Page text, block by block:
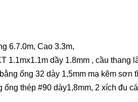
6.7.0m, Cao 3.3m,
1.1mx1.1m dầy 1.8mm , cầu thang
ống 32 dày 1,5mm mạ kẽm
ống thép #90 dày1,8mm, 2 xích đu